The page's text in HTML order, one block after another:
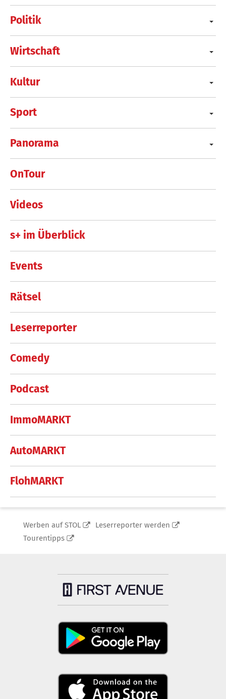
Politik
Wirtschaft
Kultur
Sport
Panorama
OnTour
Videos
s+ im Überblick
Events
Rätsel
Leserreporter
Comedy
Podcast
ImmoMARKT
AutoMARKT
FlohMARKT
Werben auf STOL
Leserreporter werden
Tourentipps